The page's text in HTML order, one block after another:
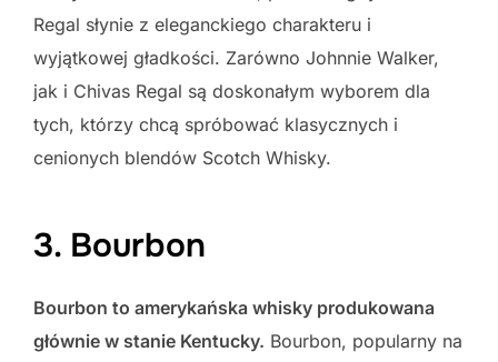
Regal słynie z eleganckiego charakteru i
wyjątkowej gładkości. Zarówno Johnnie Walker,
jak i Chivas Regal są doskonałym wyborem dla
tych, którzy chcą spróbować klasycznych i
cenionych blendów Scotch Whisky.
3. Bourbon
Bourbon to amerykańska whisky produkowana
głównie w stanie Kentucky. Bourbon, popularny na